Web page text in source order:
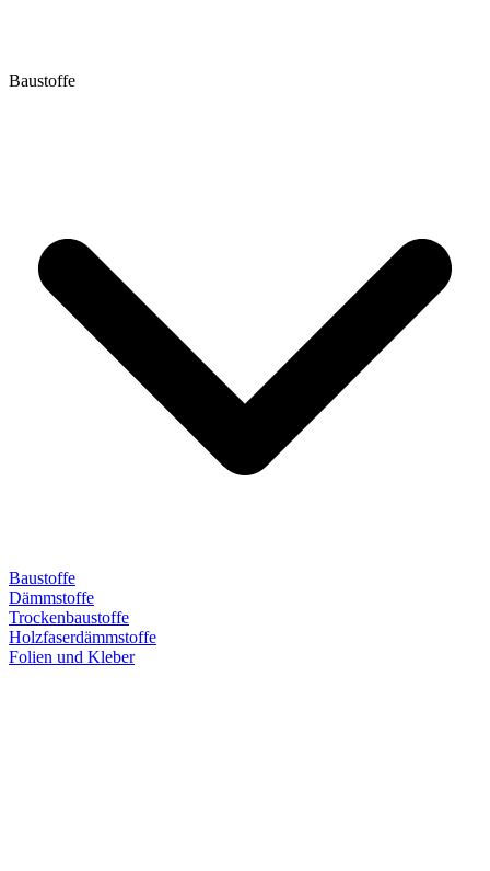
Baustoffe
Baustoffe
Dämmstoffe
Trockenbaustoffe
Holzfaserdämmstoffe
Folien und Kleber